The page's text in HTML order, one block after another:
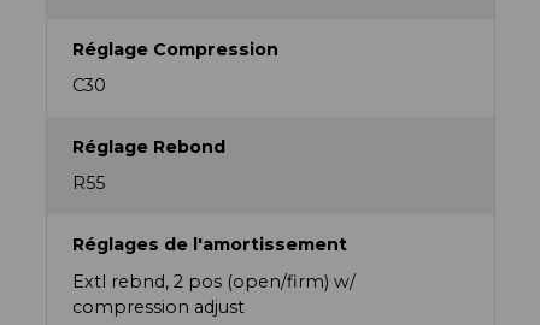
Réglage Compression
C30
Réglage Rebond
R55
Réglages de l'amortissement
Extl rebnd, 2 pos (open/firm) w/
compression adjust